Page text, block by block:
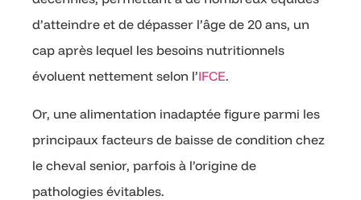
d’atteindre et de dépasser l’âge de 20 ans, un
cap après lequel les besoins nutritionnels
évoluent nettement selon l’IFCE.
Or, une alimentation inadaptée figure parmi les
principaux facteurs de baisse de condition chez
le cheval senior, parfois à l’origine de
pathologies évitables.